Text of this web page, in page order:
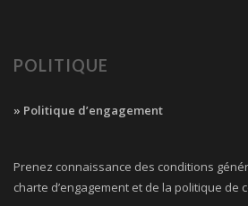
POLITIQUE
» Politique d’engagement
Prenez connaissance des conditions
charte d’engagement et de la politique de